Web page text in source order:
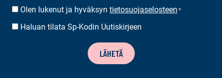
SUOSTUMUS*
Olen lukenut ja hyväksyn tietosuojaselosteen *
UUTISKIRJEEN
Haluan tilata Sp-Kodin Uutiskirjeen
LÄHETÄ